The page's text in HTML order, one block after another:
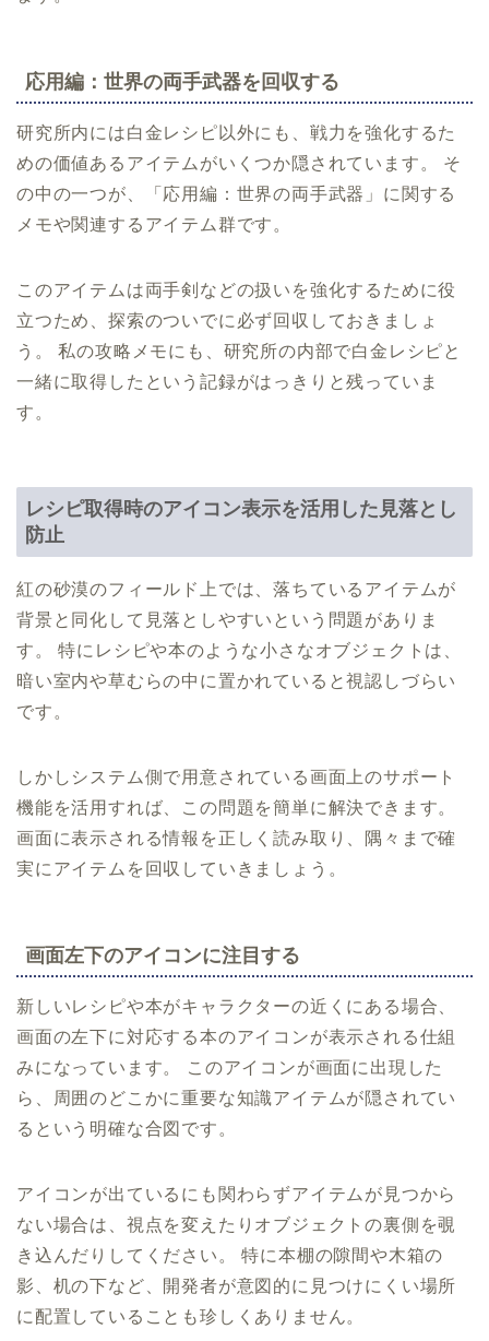
応用編：世界の両手武器を回収する
研究所内には白金レシピ以外にも、戦力を強化するた
めの価値あるアイテムがいくつか隠されています。 そ
の中の一つが、「応用編：世界の両手武器」に関する
メモや関連するアイテム群です。
このアイテムは両手剣などの扱いを強化するために役
立つため、探索のついでに必ず回収しておきましょ
う。 私の攻略メモにも、研究所の内部で白金レシピと
一緒に取得したという記録がはっきりと残っていま
す。
レシピ取得時のアイコン表示を活用した見落とし
防止
紅の砂漠のフィールド上では、落ちているアイテムが
背景と同化して見落としやすいという問題がありま
す。 特にレシピや本のような小さなオブジェクトは、
暗い室内や草むらの中に置かれていると視認しづらい
です。
しかしシステム側で用意されている画面上のサポート
機能を活用すれば、この問題を簡単に解決できます。
画面に表示される情報を正しく読み取り、隅々まで確
実にアイテムを回収していきましょう。
画面左下のアイコンに注目する
新しいレシピや本がキャラクターの近くにある場合、
画面の左下に対応する本のアイコンが表示される仕組
みになっています。 このアイコンが画面に出現した
ら、周囲のどこかに重要な知識アイテムが隠されてい
るという明確な合図です。
アイコンが出ているにも関わらずアイテムが見つから
ない場合は、視点を変えたりオブジェクトの裏側を覗
き込んだりしてください。 特に本棚の隙間や木箱の
影、机の下など、開発者が意図的に見つけにくい場所
に配置していることも珍しくありません。